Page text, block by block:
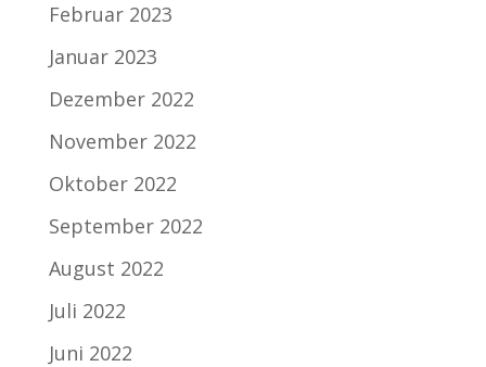
Februar 2023
Januar 2023
Dezember 2022
November 2022
Oktober 2022
September 2022
August 2022
Juli 2022
Juni 2022